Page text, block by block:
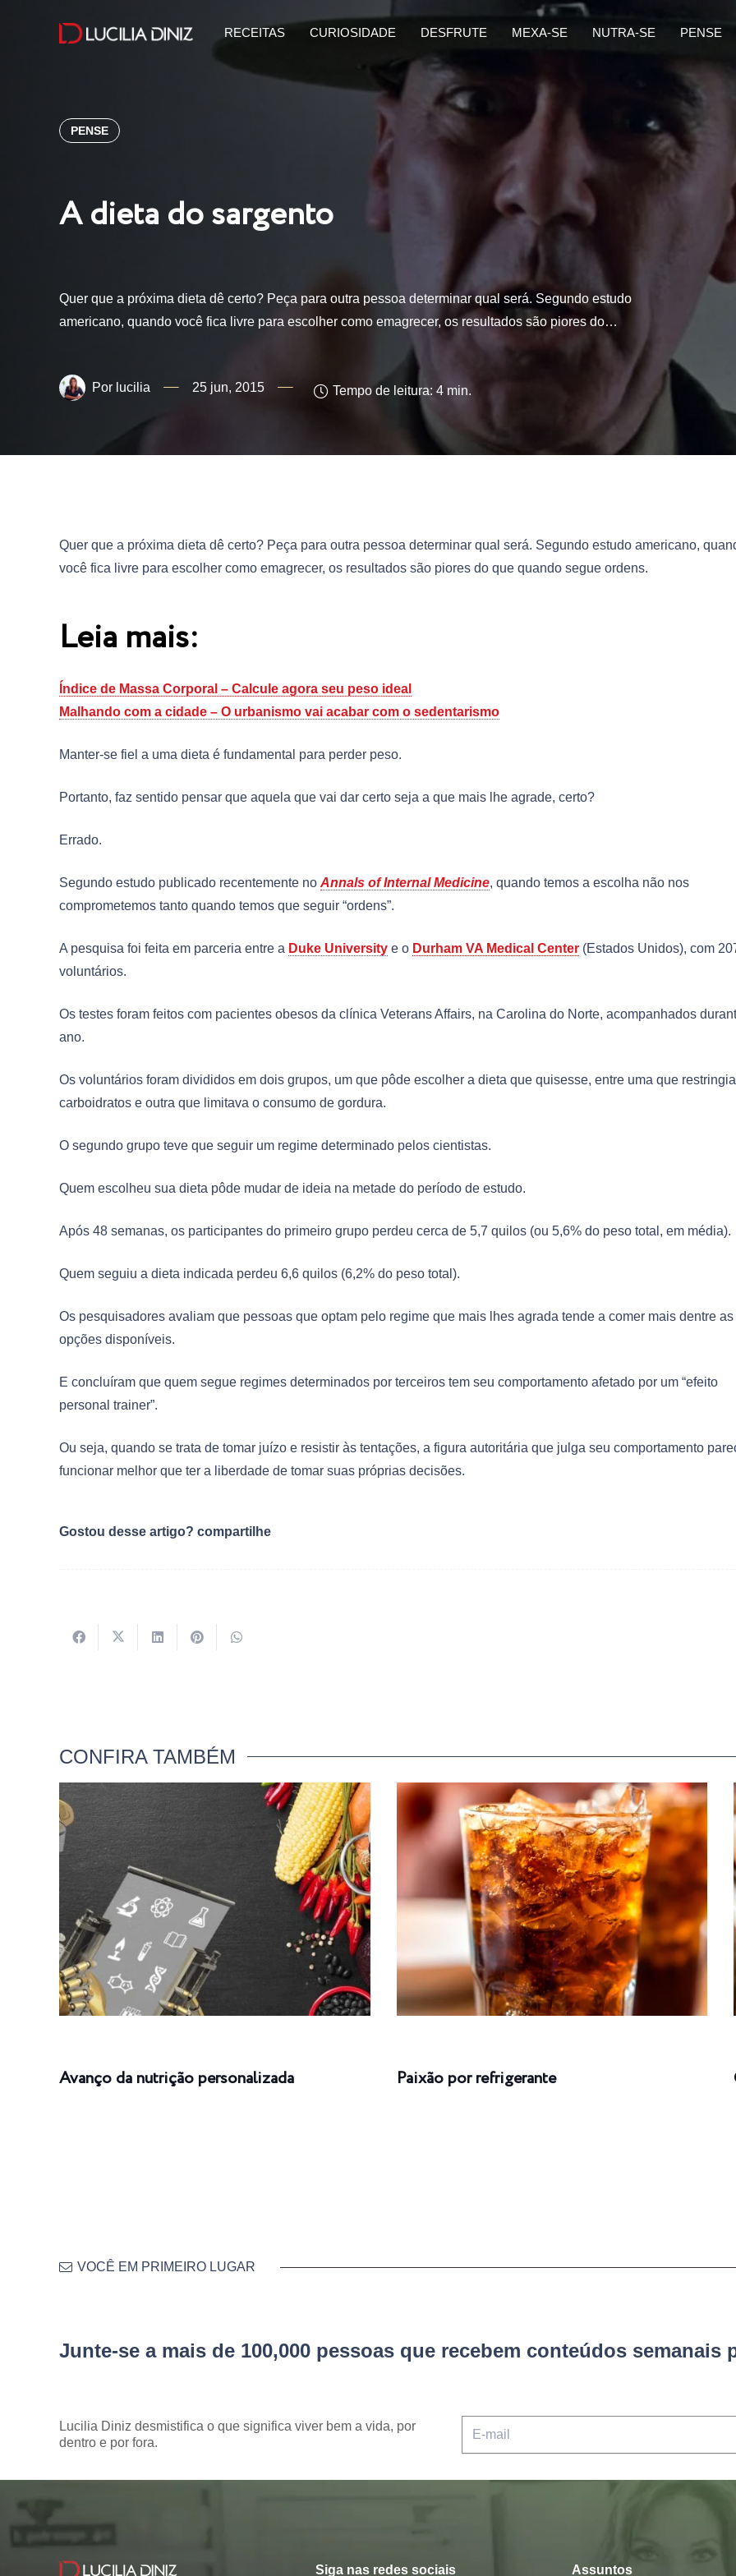
RECEITAS CURIOSIDADE DESFRUTE MEXA-SE NUTRA-SE PENSE
PENSE
A dieta do sargento
Quer que a próxima dieta dê certo? Peça para outra pessoa determinar qual será. Segundo estudo
americano, quando você fica livre para escolher como emagrecer, os resultados são piores do…
lucilia 25 jun, 2015 Tempo de leitura: 4 min.
Quer que a próxima dieta dê certo? Peça para outra pessoa determinar qual será. Segundo estudo americano,
você fica livre para escolher como emagrecer, os resultados são piores do que quando segue ordens.
Leia mais:
Índice de Massa Corporal – Calcule agora seu peso ideal
Malhando com a cidade – O urbanismo vai acabar com o sedentarismo
Manter-se fiel a uma dieta é fundamental para perder peso.
Portanto, faz sentido pensar que aquela que vai dar certo seja a que mais lhe agrade, certo?
Errado.
Segundo estudo publicado recentemente no Annals of Internal Medicine, quando temos a escolha não nos
comprometemos tanto quando temos que seguir “ordens”.
A pesquisa foi feita em parceria entre a Duke University e o Durham VA Medical Center (Estados Unidos), com
voluntários.
Os testes foram feitos com pacientes obesos da clínica Veterans Affairs, na Carolina do Norte, acompanhados
ano.
Os voluntários foram divididos em dois grupos, um que pôde escolher a dieta que quisesse, entre uma que restringia
carboidratos e outra que limitava o consumo de gordura.
O segundo grupo teve que seguir um regime determinado pelos cientistas.
Quem escolheu sua dieta pôde mudar de ideia na metade do período de estudo.
Após 48 semanas, os participantes do primeiro grupo perdeu cerca de 5,7 quilos (ou 5,6% do peso total, em média).
Quem seguiu a dieta indicada perdeu 6,6 quilos (6,2% do peso total).
Os pesquisadores avaliam que pessoas que optam pelo regime que mais lhes agrada tende a comer mais dentre as
opções disponíveis.
E concluíram que quem segue regimes determinados por terceiros tem seu comportamento afetado por um “efeito
personal trainer”.
Ou seja, quando se trata de tomar juízo e resistir às tentações, a figura autoritária que julga seu comportamento
funcionar melhor que ter a liberdade de tomar suas próprias decisões.
Gostou desse artigo? compartilhe
CONFIRA TAMBÉM
Avanço da nutrição personalizada Paixão por refrigerante
VOCÊ EM PRIMEIRO LUGAR
Junte-se a mais de 100,000 pessoas que recebem conteúdos semanais
Lucilia Diniz desmistifica o que significa viver bem a vida, por
dentro e por fora.
Siga nas redes sociais Assuntos